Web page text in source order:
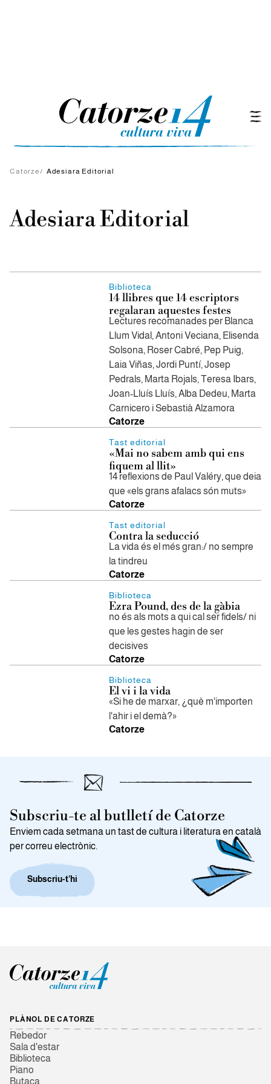
Catorze/ Adesiara Editorial
Adesiara Editorial
Biblioteca
14 llibres que 14 escriptors
regalaran aquestes festes
Lectures recomanades per Blanca
Llum Vidal, Antoni Veciana, Elisenda
Solsona, Roser Cabré, Pep Puig,
Laia Viñas, Jordi Puntí, Josep
Pedrals, Marta Rojals, Teresa Ibars,
Joan-Lluís Lluís, Alba Dedeu, Marta
Carnicero i Sebastià Alzamora
Catorze
Tast editorial
«Mai no sabem amb qui ens
fiquem al llit»
14 reflexions de Paul Valéry, que deia
que «els grans afalacs són muts»
Catorze
Tast editorial
Contra la seducció
La vida és el més gran:/ no sempre
la tindreu
Catorze
Biblioteca
Ezra Pound, des de la gàbia
no és als mots a qui cal ser fidels/ ni
que les gestes hagin de ser
decisives
Catorze
Biblioteca
El vi i la vida
«Si he de marxar, ¿què m'importen
l'ahir i el demà?»
Catorze
Subscriu-te al butlletí de Catorze
Enviem cada setmana un tast de cultura i literatura en català
per correu electrònic.
Subscriu-t’hi
PLÀNOL DE CATORZE
Rebedor
Sala d'estar
Biblioteca
Piano
Butaca